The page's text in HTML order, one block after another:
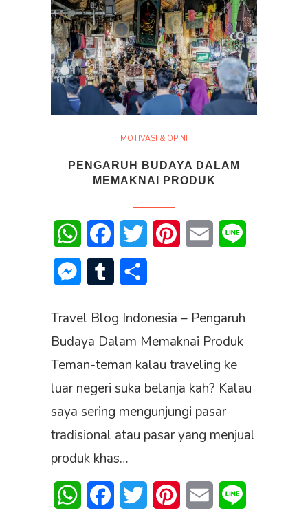
MOTIVASI & OPINI
PENGARUH BUDAYA DALAM
MEMAKNAI PRODUK
WhatsAppFacebookTwitter PinterestEmail
Messenger
Tumblr
Travel Blog Indonesia – Pengaruh
Budaya Dalam Memaknai Produk
Teman-teman kalau traveling ke
luar negeri suka belanja kah? Kalau
saya sering mengunjungi pasar
tradisional atau pasar yang menjual
produk khas…
WhatsAppFacebookTwitter PinterestEmail